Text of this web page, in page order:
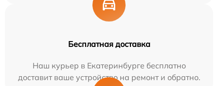
Бесплатная доставка
Наш курьер в Екатеринбурге бесплатно
доставит ваше устройство на ремонт и обратно.